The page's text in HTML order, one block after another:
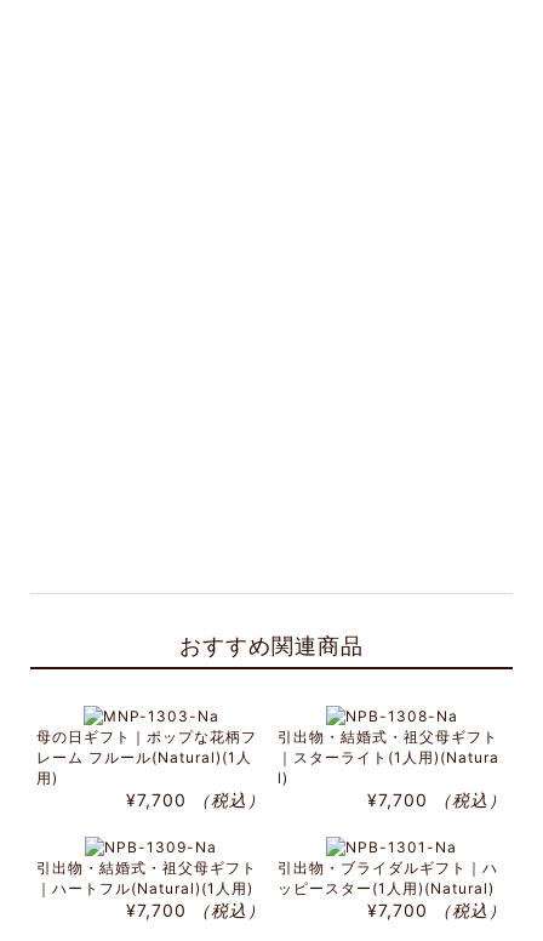
おすすめ関連商品
母の日ギフト｜ポップな花柄フ
レーム フルール(Natural)(1人
用)
¥7,700 （税込）
引出物・結婚式・祖父母ギフト
｜スターライト(1人用)(Natura
l)
¥7,700 （税込）
引出物・結婚式・祖父母ギフト
｜ハートフル(Natural)(1人用)
¥7,700 （税込）
引出物・ブライダルギフト｜ハ
ッピースター(1人用)(Natural)
¥7,700 （税込）